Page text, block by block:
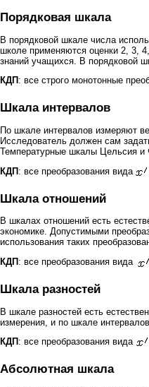
Порядковая шкала
В порядковой шкале числа
школе применяются оценки 2, 3,
знаний учащихся. В порядковой
КДП : все строго монотонные
Шкала интервалов
По шкале интервалов измеряют
Исследователь должен сам
Температурные шкалы Цельсия и
КДП : все преобразования вида
Шкала отношений
В шкалах отношений есть
экономике. Допустимыми
использования таких
КДП : все преобразования вида
Шкала разностей
В шкале разностей есть
измерения, и по шкале
КДП : все преобразования вида
Абсолютная шкала